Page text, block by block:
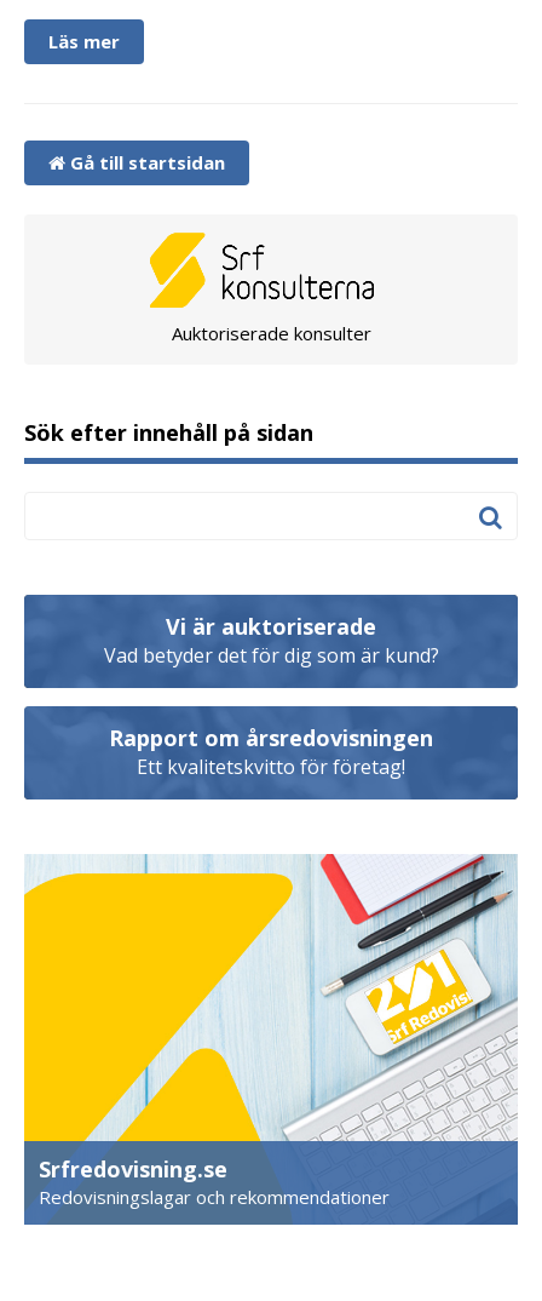
Läs mer
Gå till startsidan
Auktoriserade konsulter
Sök efter innehåll på sidan
Vi är auktoriserade
Vad betyder det för dig som är kund?
Rapport om årsredovisningen
Ett kvalitetskvitto för företag!
Srfredovisning.se
Redovisningslagar och rekommendationer